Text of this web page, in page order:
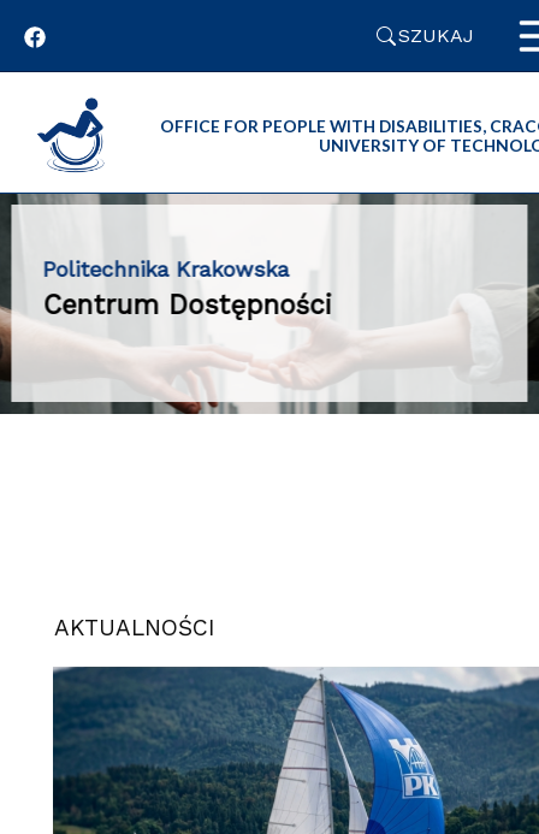
SZUKAJ
OFFICE FOR PEOPLE WITH DISABILITIES,
UNIVERSITY OF
Politechnika Krakowska
Centrum Dostępności
AKTUALNOŚCI